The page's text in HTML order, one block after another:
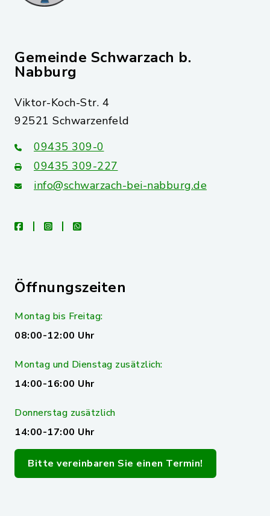
Gemeinde Schwarzach b.
Nabburg
Viktor-Koch-Str. 4
92521 Schwarzenfeld
09435 309-0
09435 309-227
info@schwarzach-bei-nabburg.de
facebookinstagramwhatsapp
Öffnungszeiten
Montag bis Freitag:
08:00-12:00 Uhr
Montag und Dienstag zusätzlich:
14:00-16:00 Uhr
Donnerstag zusätzlich
14:00-17:00 Uhr
Bitte vereinbaren Sie einen Termin!